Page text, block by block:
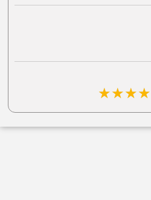
☆
☆
☆
☆